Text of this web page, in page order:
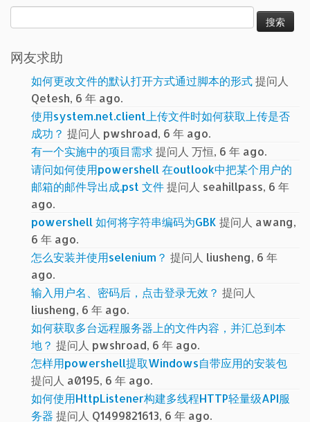
索：
网友求助
如何更改文件的默认打开方式通过脚本的形式提问人
Qetesh, 6 年 ago.
使用system.net.client上传文件时如何获取上传是否
成功？ 提问人 pwshroad, 6 年 ago.
有一个实施中的项目需求提问人 万恒, 6 年 ago.
请问如何使用powershell 在outlook中把某个用户的
邮箱的邮件导出成.pst 文件提问人 seahillpass, 6 年
ago.
powershell 如何将字符串编码为GBK 提问人 awang,
6 年 ago.
怎么安装并使用selenium？ 提问人 liusheng, 6 年
ago.
输入用户名、密码后，点击登录无效？ 提问人
liusheng, 6 年 ago.
如何获取多台远程服务器上的文件内容，并汇总到本
地？ 提问人 pwshroad, 6 年 ago.
怎样用powershell提取Windows自带应用的安装包
提问人 a0195, 6 年 ago.
如何使用HttpListener构建多线程HTTP轻量级API服
务器 提问人 Q1499821613, 6 年 ago.